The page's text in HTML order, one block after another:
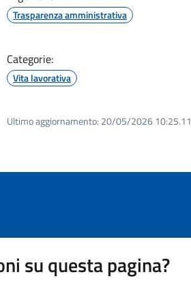
Trasparenza amministrativa
Categorie:
Vita lavorativa
Ultimo aggiornamento: 20/05/2026 10:25.11
su questa pagina?